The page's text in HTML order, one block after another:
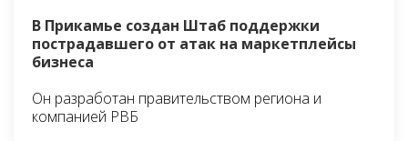
В Прикамье создан Штаб поддержки
пострадавшего от атак на маркетплейсы
бизнеса
Он разработан правительством региона и
компанией РВБ